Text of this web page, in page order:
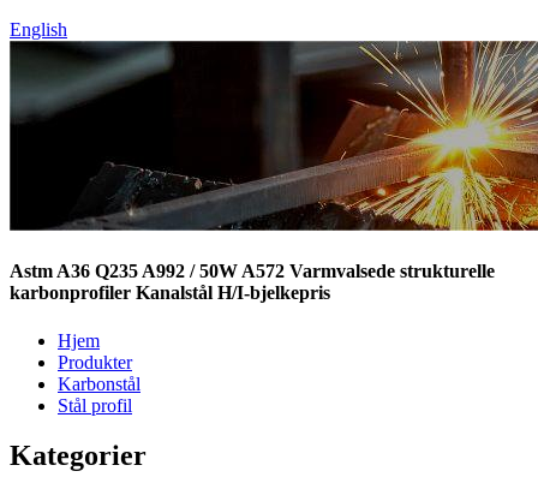
English
Astm A36 Q235 A992 / 50W A572 Varmvalsede strukturelle
karbonprofiler Kanalstål H/I-bjelkepris
Hjem
Produkter
Karbonstål
Stål profil
Kategorier